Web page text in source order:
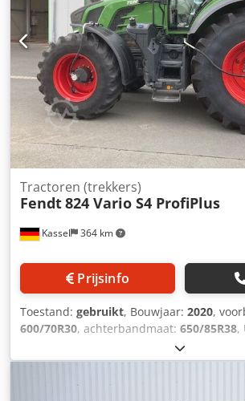
Kassel 364 km
Tractoren (trekkers)
Fendt824 Vario S4 ProfiPlus
Prijsinfo
Toestand: gebruikt, Bouwjaar: 2020,
600/70R30, achterbandmaat: 650/85R38,
, Vario-terminal 10,4 inch,
NovAtel, motor vernieuwd bij 2750 uur in